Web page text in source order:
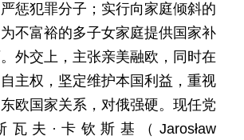
惩犯罪分子；实行向家庭倾斜的
不富裕的多子女家庭提供国家补
外交上，主张亲美融欧，同时在
主权，坚定维护本国利益，重视
欧国家关系，对俄强硬。现任党
瓦夫·卡钦斯基（Jarosław